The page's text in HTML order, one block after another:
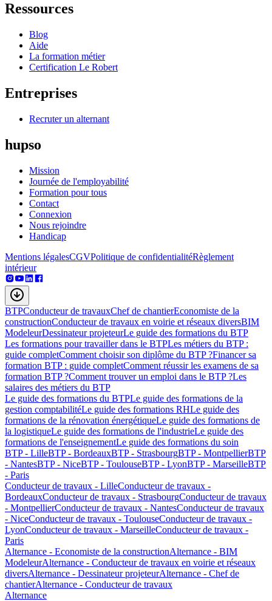
Ressources
Blog
Aide
La formation métier
Certification Le Robert
Entreprises
Recruter un alternant
hupso
Mission
Journée de l'employabilité
Formation pour tous
Contact
Connexion
Nous rejoindre
Handicap
Mentions légalesCGVPolitique de confidentialitéRèglement
intérieur
BTPConducteur de travauxChef de chantierEconomiste de la
constructionConducteur de travaux en voirie et réseaux diversBIM
ModeleurDessinateur projeteurLe guide des formations du BTP
Les formations pour travailler dans le BTPLes métiers du BTP :
guide completComment choisir son diplôme du BTP ?Financer sa
formation BTP : guide completComment réussir les examens de sa
formation BTP ?Comment trouver un emploi dans le BTP ?Les
salaires des métiers du BTP
Le guide des formations du BTPLe guide des formations de la
gestion comptabilitéLe guide des formations RHLe guide des
formations de la rénovation énergétiqueLe guide des formations de
la logistiqueLe guide des formations de l'industrieLe guide des
formations de l'enseignementLe guide des formations du soin
BTP - LilleBTP - BordeauxBTP - StrasbourgBTP - MontpellierBTP
- NantesBTP - NiceBTP - ToulouseBTP - LyonBTP - MarseilleBTP
- Paris
Conducteur de travaux - LilleConducteur de travaux -
BordeauxConducteur de travaux - StrasbourgConducteur de travaux
- MontpellierConducteur de travaux - NantesConducteur de travaux
- NiceConducteur de travaux - ToulouseConducteur de travaux -
LyonConducteur de travaux - MarseilleConducteur de travaux -
Paris
Alternance - Economiste de la constructionAlternance - BIM
ModeleurAlternance - Conducteur de travaux en voirie et réseaux
diversAlternance - Dessinateur projeteurAlternance - Chef de
chantierAlternance - Conducteur de travaux
Alternance